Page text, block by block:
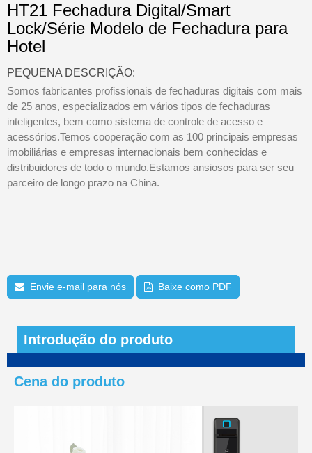
HT21 Fechadura Digital/Smart
Lock/Série Modelo de Fechadura para
Hotel
PEQUENA DESCRIÇÃO:
Somos fabricantes profissionais de fechaduras digitais com mais
de 25 anos, especializados em vários tipos de fechaduras
inteligentes, bem como sistema de controle de acesso e
acessórios.Temos cooperação com as 100 principais empresas
imobiliárias e empresas internacionais bem conhecidas e
distribuidores de todo o mundo.Estamos ansiosos para ser seu
parceiro de longo prazo na China.
Envie e-mail para nós Baixe como PDF
Introdução do produto
Cena do produto